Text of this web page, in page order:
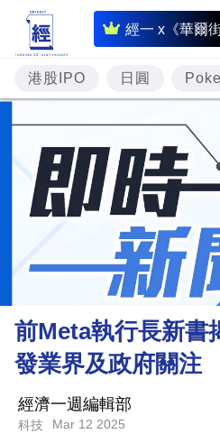
經一 x《華爾
即
時
財
經
專
題
投
資
樓
市
財
商
業
科
港股IPO 日圓
前Meta執行長新書
發業界及政府關注
經濟一週編輯部
科技 Mar 12 2025